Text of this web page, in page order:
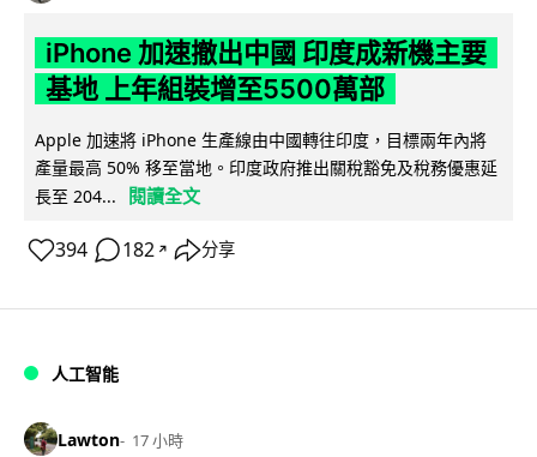
iPhone 加速撤出中國 印度成新機主要
基地 上年組裝增至5500萬部
Apple 加速將 iPhone 生產線由中國轉往印度，目標兩年內將
產量最高 50% 移至當地。印度政府推出關稅豁免及稅務優惠延
長至 204...
閱讀全文
394 182 ↗ 分享
人工智能
Lawton 17 小時